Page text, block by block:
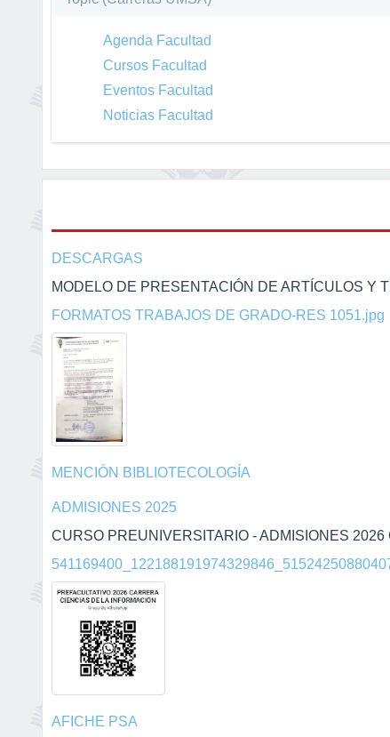
Agenda Facultad
Cursos Facultad
Eventos Facultad
Noticias Facultad
DESCARGAS
MODELO DE PRESENTACIÓN DE ARTÍCULOS
FORMATOS TRABAJOS DE GRADO-RES 1051.jpg
MENCIÓN BIBLIOTECOLOGÍA
ADMISIONES 2025
CURSO PREUNIVERSITARIO - ADMISIONES 2026
AFICHE PSA